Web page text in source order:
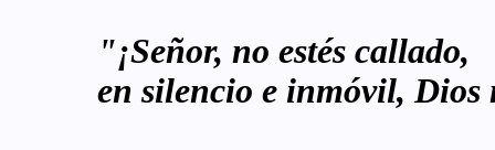
"¡Señor, no estés callado,
en silencio e inmóvil,